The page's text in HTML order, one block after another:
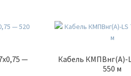
—
Кабель КМПВнг(А)-
550 м